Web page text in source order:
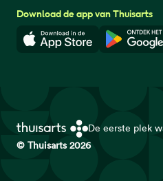
Download de app van Thuisarts
Download in de
De eerste plek
© Thuisarts 2026